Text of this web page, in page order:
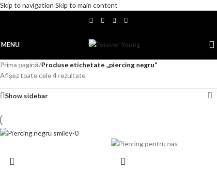
Skip to navigation Skip to main content
MENU
Prima pagină/Produse etichetate „piercing negru”
Afișez toate cele 4 rezultate
Show sidebar